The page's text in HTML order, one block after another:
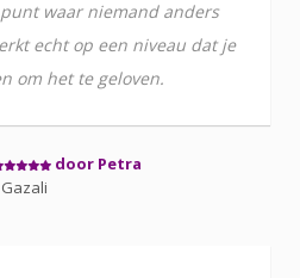
waar niemand anders
echt op een niveau dat je
om het te geloven.
door Petra